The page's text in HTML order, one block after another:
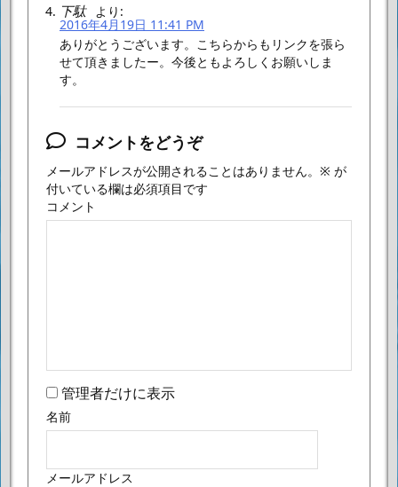
下駄 より:
2016年4月19日 11:41 PM
ありがとうございます。 こちらからもリンクを張ら
せて頂きましたー。 今後ともよろしくお願いしま
す。
コメントをどうぞ
メールアドレスが公開されることはありません。 ※ が
付いている欄は必須項目です
コメント
管理者だけに表示
名前
メールアドレス